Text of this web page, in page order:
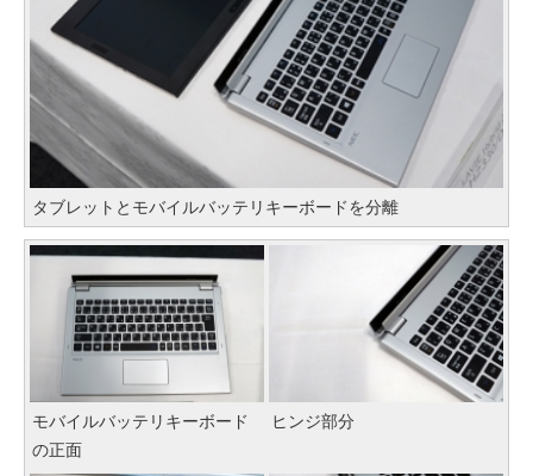
タブレットとモバイルバッテリキーボードを分離
モバイルバッテリキーボード
の正面
ヒンジ部分